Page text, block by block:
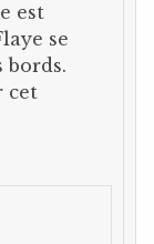
est
se
bords.
cet